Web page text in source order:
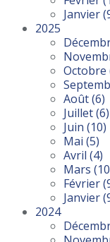
Janvier
2025
Octobre
Août(6)
Juillet(6)
Juin (10)
Mai (5)
Avril (4)
Mars
Février
Janvier
2024